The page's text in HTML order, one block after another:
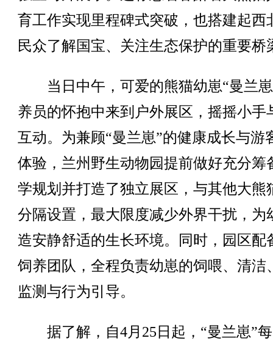
育工作实现里程碑式突破，也搭建起西
民众了解国宝、关注生态保护的重要桥
当日中午，可爱的熊猫幼崽“曼兰崽
养员的怀抱中来到户外展区，摇摇小手
互动。为兼顾“曼兰崽”的健康成长与游
体验，兰州野生动物园提前做好充分筹
学规划并打造了独立展区，与其他大熊
分隔设置，最大限度减少外界干扰，为
造安静舒适的生长环境。同时，园区配
饲养团队，全程负责幼崽的饲喂、清洁
监测与行为引导。
据了解，自4月25日起，“曼兰崽”